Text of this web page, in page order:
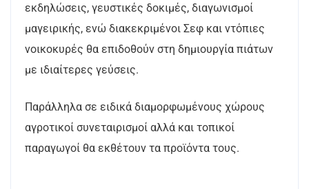
εκδηλώσεις, γευστικές δοκιμές, διαγωνισμοί
μαγειρικής, ενώ διακεκριμένοι Σεφ και ντόπιες
νοικοκυρές θα επιδοθούν στη δημιουργία πιάτων
με ιδιαίτερες γεύσεις.
Παράλληλα σε ειδικά διαμορφωμένους χώρους
αγροτικοί συνεταιρισμοί αλλά και τοπικοί
παραγωγοί θα εκθέτουν τα προϊόντα τους.